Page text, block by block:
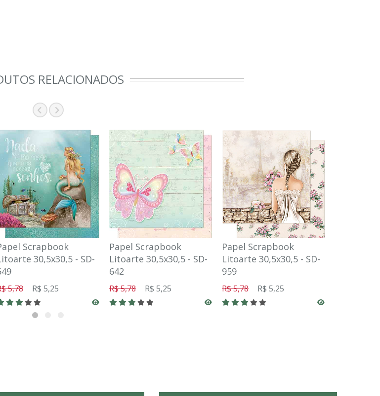
RELACIONADOS
Scrapbook
30,5x30,5 - SD-
5,78 R$ 5,25
Papel Scrapbook
Litoarte 30,5x30,5 - SD-
642
R$ 5,78 R$ 5,25
Papel Scrapbook
Litoarte 30,5x30,5 - SD-
959
R$ 5,78 R$ 5,25